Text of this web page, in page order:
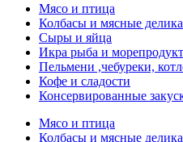
Мясо и птица
Колбасы и мясные
Сыры и яйца
Икра рыба и
Пельмени ,чебуреки,
Кофе и сладости
Консервированные
Мясо и птица
Колбасы и мясные